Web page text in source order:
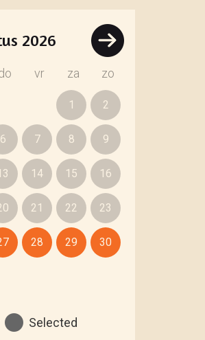
2026
vr za zo
1 2
6 7 8 9
14 15 16
21 22 23
28 29 30
Selected